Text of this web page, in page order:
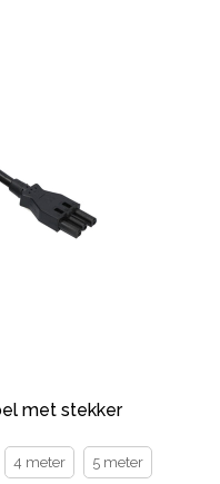
met stekker
4 meter 5 meter